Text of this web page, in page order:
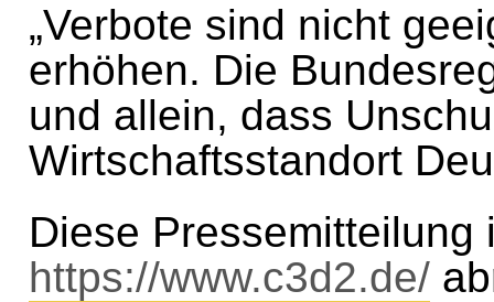
„Verbote sind nicht
erhöhen. Die
und allein, dass
Wirtschaftsstandort
Diese Pressemitteilung
https://www.c3d2.de/